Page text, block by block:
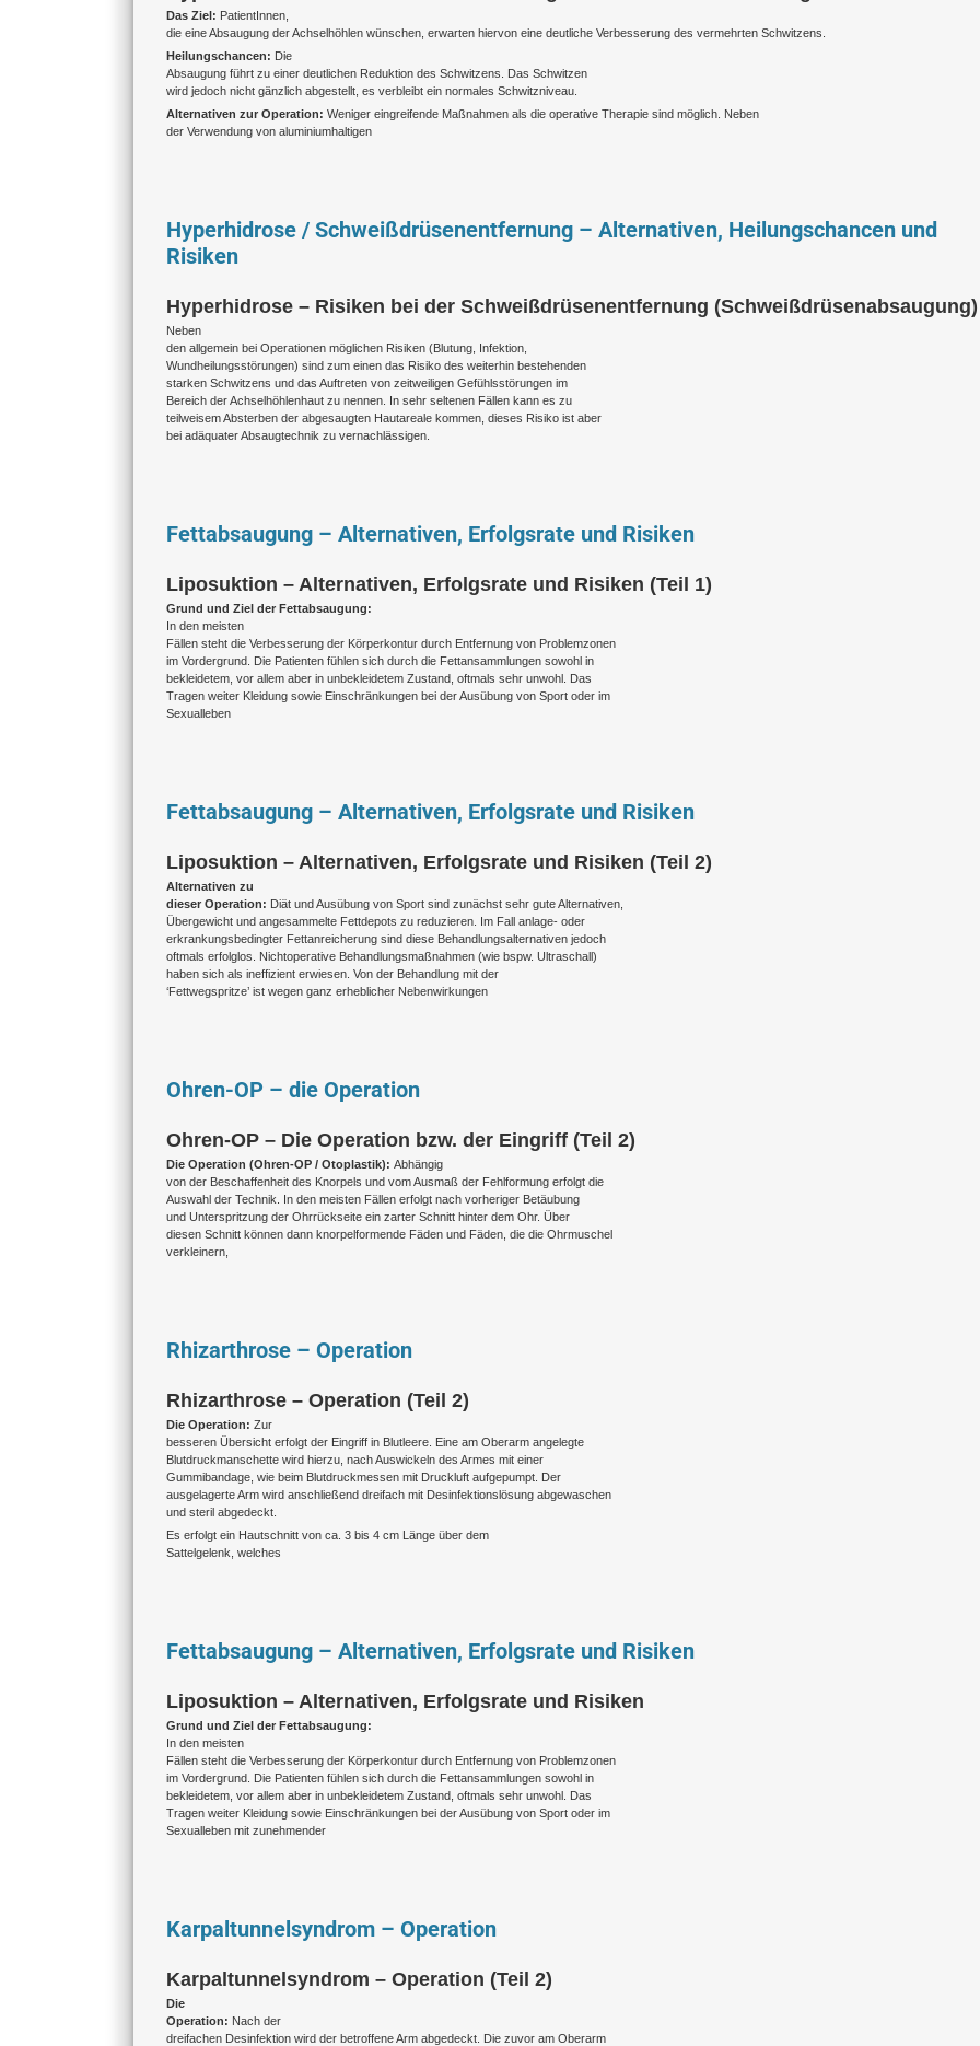
Das Ziel: PatientInnen,
die eine Absaugung der Achselhöhlen wünschen, erwarten hiervon eine deutliche Verbesserung des vermehrten Schwitzens.
Heilungschancen: Die
Absaugung führt zu einer deutlichen Reduktion des Schwitzens. Das Schwitzen
wird jedoch nicht gänzlich abgestellt, es verbleibt ein normales Schwitzniveau.
Alternativen zur Operation: Weniger eingreifende Maßnahmen als die operative Therapie sind möglich. Neben
der Verwendung von aluminiumhaltigen
Hyperhidrose / Schweißdrüsenentfernung – Alternativen, Heilungschancen und
Risiken
Hyperhidrose – Risiken bei der Schweißdrüsenentfernung (Schweißdrüsenabsaugung)
Neben
den allgemein bei Operationen möglichen Risiken (Blutung, Infektion,
Wundheilungsstörungen) sind zum einen das Risiko des weiterhin bestehenden
starken Schwitzens und das Auftreten von zeitweiligen Gefühlsstörungen im
Bereich der Achselhöhlenhaut zu nennen. In sehr seltenen Fällen kann es zu
teilweisem Absterben der abgesaugten Hautareale kommen, dieses Risiko ist aber
bei adäquater Absaugtechnik zu vernachlässigen.
Fettabsaugung – Alternativen, Erfolgsrate und Risiken
Liposuktion – Alternativen, Erfolgsrate und Risiken (Teil 1)
Grund und Ziel der Fettabsaugung:
In den meisten
Fällen steht die Verbesserung der Körperkontur durch Entfernung von Problemzonen
im Vordergrund. Die Patienten fühlen sich durch die Fettansammlungen sowohl in
bekleidetem, vor allem aber in unbekleidetem Zustand, oftmals sehr unwohl. Das
Tragen weiter Kleidung sowie Einschränkungen bei der Ausübung von Sport oder im
Sexualleben
Fettabsaugung – Alternativen, Erfolgsrate und Risiken
Liposuktion – Alternativen, Erfolgsrate und Risiken (Teil 2)
Alternativen zu
dieser Operation: Diät und Ausübung von Sport sind zunächst sehr gute Alternativen,
Übergewicht und angesammelte Fettdepots zu reduzieren. Im Fall anlage- oder
erkrankungsbedingter Fettanreicherung sind diese Behandlungsalternativen jedoch
oftmals erfolglos. Nichtoperative Behandlungsmaßnahmen (wie bspw. Ultraschall)
haben sich als ineffizient erwiesen. Von der Behandlung mit der
‘Fettwegspritze’ ist wegen ganz erheblicher Nebenwirkungen
Ohren-OP – die Operation
Ohren-OP – Die Operation bzw. der Eingriff (Teil 2)
Die Operation (Ohren-OP / Otoplastik): Abhängig
von der Beschaffenheit des Knorpels und vom Ausmaß der Fehlformung erfolgt die
Auswahl der Technik. In den meisten Fällen erfolgt nach vorheriger Betäubung
und Unterspritzung der Ohrrückseite ein zarter Schnitt hinter dem Ohr. Über
diesen Schnitt können dann knorpelformende Fäden und Fäden, die die Ohrmuschel
verkleinern,
Rhizarthrose – Operation
Rhizarthrose – Operation (Teil 2)
Die Operation: Zur
besseren Übersicht erfolgt der Eingriff in Blutleere. Eine am Oberarm angelegte
Blutdruckmanschette wird hierzu, nach Auswickeln des Armes mit einer
Gummibandage, wie beim Blutdruckmessen mit Druckluft aufgepumpt. Der
ausgelagerte Arm wird anschließend dreifach mit Desinfektionslösung abgewaschen
und steril abgedeckt.
Es erfolgt ein Hautschnitt von ca. 3 bis 4 cm Länge über dem
Sattelgelenk, welches
Fettabsaugung – Alternativen, Erfolgsrate und Risiken
Liposuktion – Alternativen, Erfolgsrate und Risiken
Grund und Ziel der Fettabsaugung:
In den meisten
Fällen steht die Verbesserung der Körperkontur durch Entfernung von Problemzonen
im Vordergrund. Die Patienten fühlen sich durch die Fettansammlungen sowohl in
bekleidetem, vor allem aber in unbekleidetem Zustand, oftmals sehr unwohl. Das
Tragen weiter Kleidung sowie Einschränkungen bei der Ausübung von Sport oder im
Sexualleben mit zunehmender
Karpaltunnelsyndrom – Operation
Karpaltunnelsyndrom – Operation (Teil 2)
Die
Operation: Nach der
dreifachen Desinfektion wird der betroffene Arm abgedeckt. Die zuvor am Oberarm